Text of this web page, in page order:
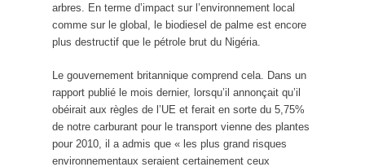
arbres. En terme d’impact sur l’environnement local
comme sur le global, le biodiesel de palme est encore
plus destructif que le pétrole brut du Nigéria.
Le gouvernement britannique comprend cela. Dans un
rapport publié le mois dernier, lorsqu’il annonçait qu’il
obéirait aux règles de l’UE et ferait en sorte du 5,75%
de notre carburant pour le transport vienne des plantes
pour 2010, il a admis que « les plus grand risques
environnementaux seraient certainement ceux